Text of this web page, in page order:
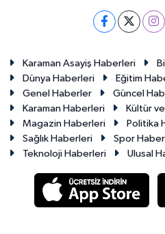
Karaman Asayiş Haberleri
Dünya Haberleri
Eğitim
Genel Haberler
Güncel
Karaman Haberleri
Kültür
Magazin Haberleri
Politika
Sağlık Haberleri
Spor
Teknoloji Haberleri
Ulusal